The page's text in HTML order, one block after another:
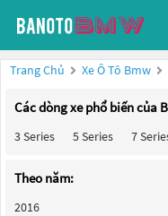
Trang Chủ Xe Ô Tô Bmw
Các dòng xe phổ biến của
3 Series 5 Series 7
Theo năm:
2016